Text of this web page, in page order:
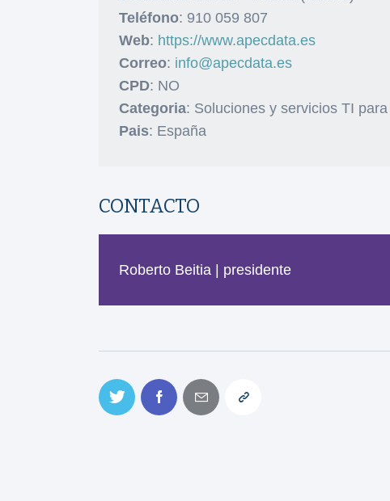
Teléfono: 910 059 807
Web: https://www.apecdata.es
Correo: info@apecdata.es
CPD: NO
Categoria: Soluciones y servicios TI
Pais: España
CONTACTO
Roberto Beitia | presidente